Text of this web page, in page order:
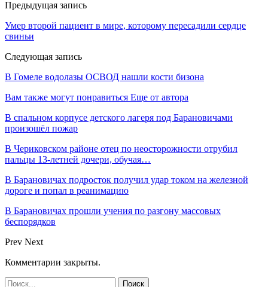
Предыдущая запись
Умер второй пациент в мире, которому пересадили сердце
свиньи
Следующая запись
В Гомеле водолазы ОСВОД нашли кости бизона
Вам также могут понравиться Еще от автора
В спальном корпусе детского лагеря под Барановичами
произошёл пожар
В Чериковском районе отец по неосторожности отрубил
пальцы 13-летней дочери, обучая…
В Барановичах подросток получил удар током на железной
дороге и попал в реанимацию
В Барановичах прошли учения по разгону массовых
беспорядков
Prev Next
Комментарии закрыты.